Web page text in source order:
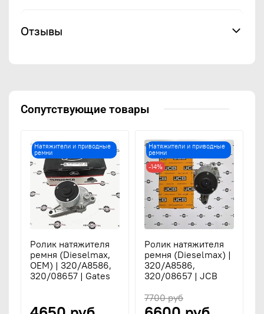
Отзывы
Сопутствующие товары
Натяжители и приводные
ремни
Ролик натяжителя
ремня (Dieselmax,
OEM) | 320/A8586,
320/08657 | Gates
Натяжители и приводные
ремни
-14%
Ролик натяжителя
ремня (Dieselmax) |
320/A8586,
320/08657 | JCB
7700 руб